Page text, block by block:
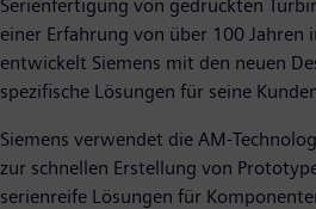
Serienfertigung von gedruckten
einer Erfahrung von über 100 Jahren
entwickelt Siemens mit den neuen
spezifische Lösungen für seine
Siemens verwendet die AM-
zur schnellen Erstellung von
serienreife Lösungen für